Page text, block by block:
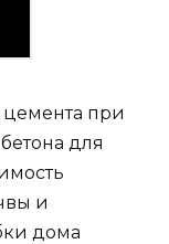
цемента при
для
и
дома